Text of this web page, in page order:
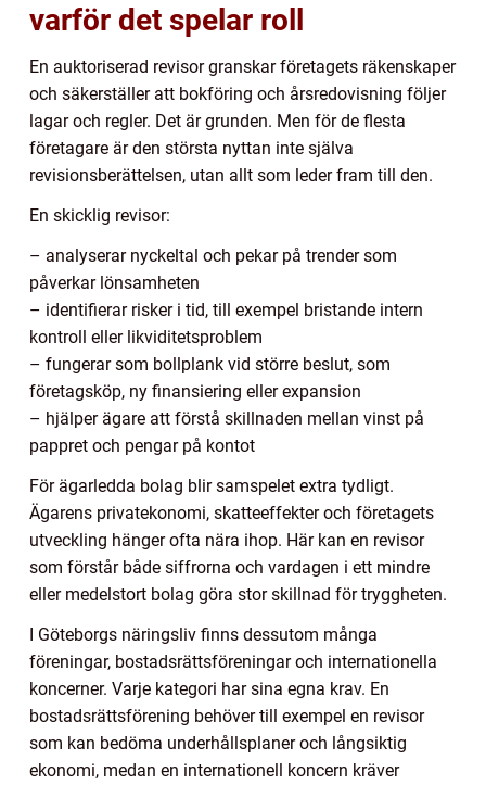
varför det spelar roll
En auktoriserad revisor granskar företagets räkenskaper
och säkerställer att bokföring och årsredovisning följer
lagar och regler. Det är grunden. Men för de flesta
företagare är den största nyttan inte själva
revisionsberättelsen, utan allt som leder fram till den.
En skicklig revisor:
– analyserar nyckeltal och pekar på trender som
påverkar lönsamheten
– identifierar risker i tid, till exempel bristande intern
kontroll eller likviditetsproblem
– fungerar som bollplank vid större beslut, som
företagsköp, ny finansiering eller expansion
– hjälper ägare att förstå skillnaden mellan vinst på
pappret och pengar på kontot
För ägarledda bolag blir samspelet extra tydligt.
Ägarens privatekonomi, skatteeffekter och företagets
utveckling hänger ofta nära ihop. Här kan en revisor
som förstår både siffrorna och vardagen i ett mindre
eller medelstort bolag göra stor skillnad för tryggheten.
I Göteborgs näringsliv finns dessutom många
föreningar, bostadsrättsföreningar och internationella
koncerner. Varje kategori har sina egna krav. En
bostadsrättsförening behöver till exempel en revisor
som kan bedöma underhållsplaner och långsiktig
ekonomi, medan en internationell koncern kräver